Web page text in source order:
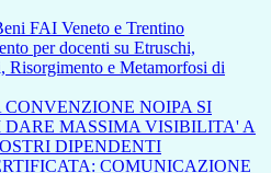
FAI Veneto e Trentino
per docenti su Etruschi,
Risorgimento e Metamorfosi di
CONVENZIONE NOIPA SI
DARE MASSIMA VISIBILITA' A
DIPENDENTI
COMUNICAZIONE